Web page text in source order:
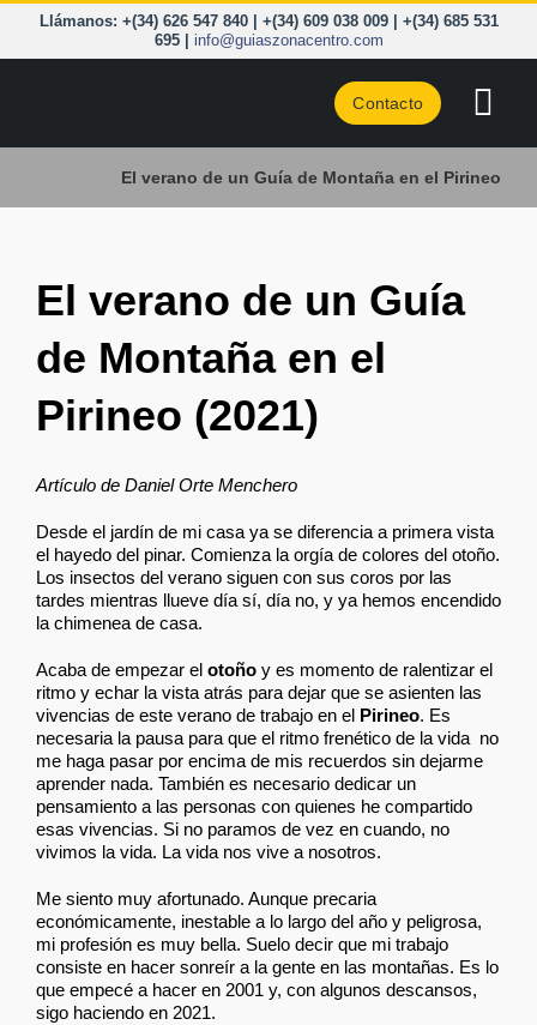
Saltar
contenido
Llámanos: +(34) 626 547 840 | +(34) 609 038 009 | +(34) 685 531
695 |
info@guiaszonacentro.com
Contacto
CURSOS
El verano de un Guía de Montaña en el Pirineo
El verano de un Guía
de Montaña en el
Pirineo (2021)
Artículo de Daniel Orte Menchero
Desde el jardín de mi casa ya se diferencia a primera vista
el hayedo del pinar. Comienza la orgía de colores del otoño.
Los insectos del verano siguen con sus coros por las
tardes mientras llueve día sí, día no, y ya hemos encendido
la chimenea de casa.
Acaba de empezar el otoñoy es momento de ralentizar el
ritmo y echar la vista atrás para dejar que se asienten las
vivencias de este verano de trabajo en el Pirineo. Es
necesaria la pausa para que el ritmo frenético de la vida no
me haga pasar por encima de mis recuerdos sin dejarme
aprender nada. También es necesario dedicar un
pensamiento a las personas con quienes he compartido
esas vivencias. Si no paramos de vez en cuando, no
vivimos la vida. La vida nos vive a nosotros.
Me siento muy afortunado. Aunque precaria
económicamente, inestable a lo largo del año y peligrosa,
mi profesión es muy bella. Suelo decir que mi trabajo
consiste en hacer sonreír a la gente en las montañas. Es lo
que empecé a hacer en 2001 y, con algunos descansos,
sigo haciendo en 2021.